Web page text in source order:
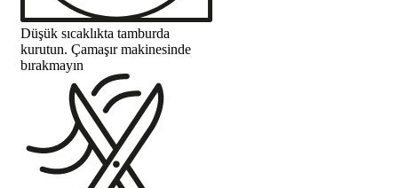
Düşük sıcaklıkta tamburda
kurutun. Çamaşır makinesinde
bırakmayın